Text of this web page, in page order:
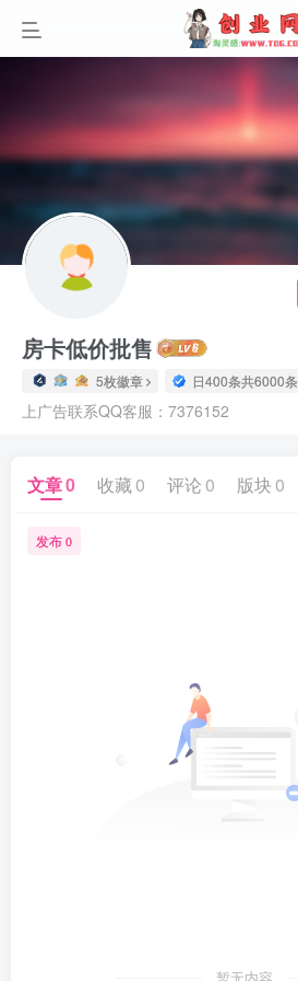
房卡低价批售
5枚徽章 日400条共6000条
上广告联系QQ客服：7376152
文章0 收藏 0 评论 0 版块 0
发布 0